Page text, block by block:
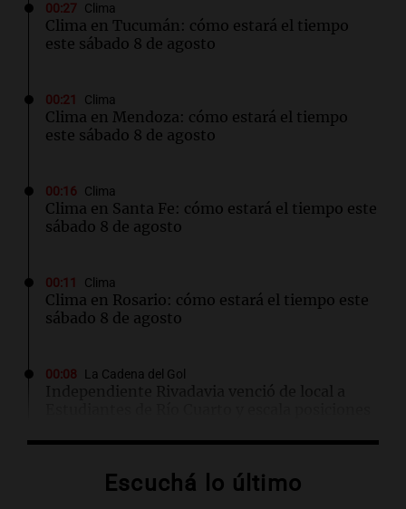
00:27 Clima
Clima en Tucumán: cómo estará el tiempo
este sábado 8 de agosto
00:21 Clima
Clima en Mendoza: cómo estará el tiempo
este sábado 8 de agosto
00:16 Clima
Clima en Santa Fe: cómo estará el tiempo este
sábado 8 de agosto
00:11 Clima
Clima en Rosario: cómo estará el tiempo este
sábado 8 de agosto
00:08 La Cadena del Gol
Independiente Rivadavia venció de local a
ClimaEscuchá lo último